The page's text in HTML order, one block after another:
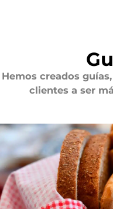
Hemos creados
clientes a ser